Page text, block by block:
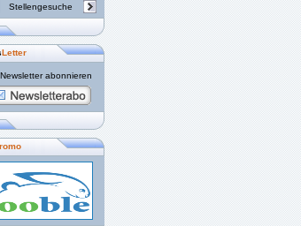
Stellengesuche
Letter
abonnieren